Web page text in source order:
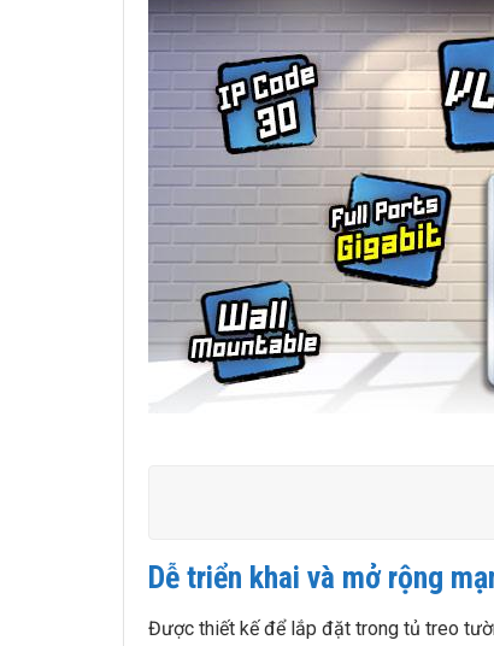
Dễ triển khai và mở rộng
Được thiết kế để lắp đặt trong tủ treo